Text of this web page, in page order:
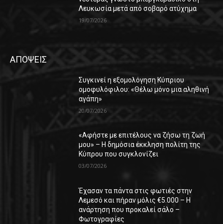
Λευκωσία μετά από σοβαρό ατύχημα
19/07/2026
ΑΠΟΨΕΙΣ
Συγκινεί η εξομολόγηση Κύπριου
ομοφυλόφιλου: «Θέλω μόνο μια αληθινή
αγάπη»
20/07/2026
«Αφήστε με επιτέλους να ζήσω τη ζωή
μου» – Η δημόσια έκκληση πολίτη της
Κύπρου που συγκλονίζει
03/07/2026
Έχασαν τα πάντα στις φωτιές στην
Λεμεσό και πήραν μόλις €5.000 – Η
ανάρτηση που προκαλεί σάλο –
Φωτογραφίες